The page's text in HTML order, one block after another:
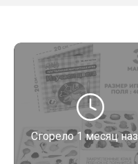
Сгорело1 месяц